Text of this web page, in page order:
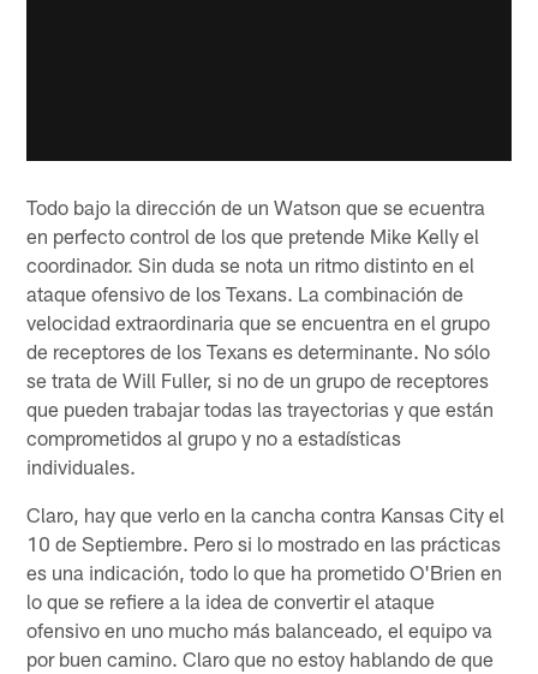
Todo bajo la dirección de un Watson que se ecuentra
en perfecto control de los que pretende Mike Kelly el
coordinador. Sin duda se nota un ritmo distinto en el
ataque ofensivo de los Texans. La combinación de
velocidad extraordinaria que se encuentra en el grupo
de receptores de los Texans es determinante. No sólo
se trata de Will Fuller, si no de un grupo de receptores
que pueden trabajar todas las trayectorias y que están
comprometidos al grupo y no a estadísticas
individuales.
Claro, hay que verlo en la cancha contra Kansas City el
10 de Septiembre. Pero si lo mostrado en las prácticas
es una indicación, todo lo que ha prometido O'Brien en
lo que se refiere a la idea de convertir el ataque
ofensivo en uno mucho más balanceado, el equipo va
por buen camino. Claro que no estoy hablando de que